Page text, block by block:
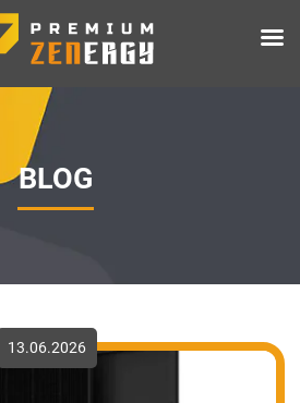
BLOG
13.06.2026